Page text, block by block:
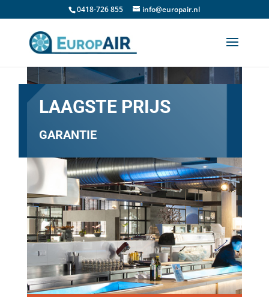
0418-726 855 info@europair.nl
LAAGSTE PRIJS
GARANTIE